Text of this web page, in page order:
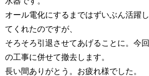
オール電化にするまではずいぶん活躍し
てくれたのですが、
そろそろ引退させてあげることに。今回
の工事に併せて撤去します。
長い間ありがとう。お疲れ様でした。